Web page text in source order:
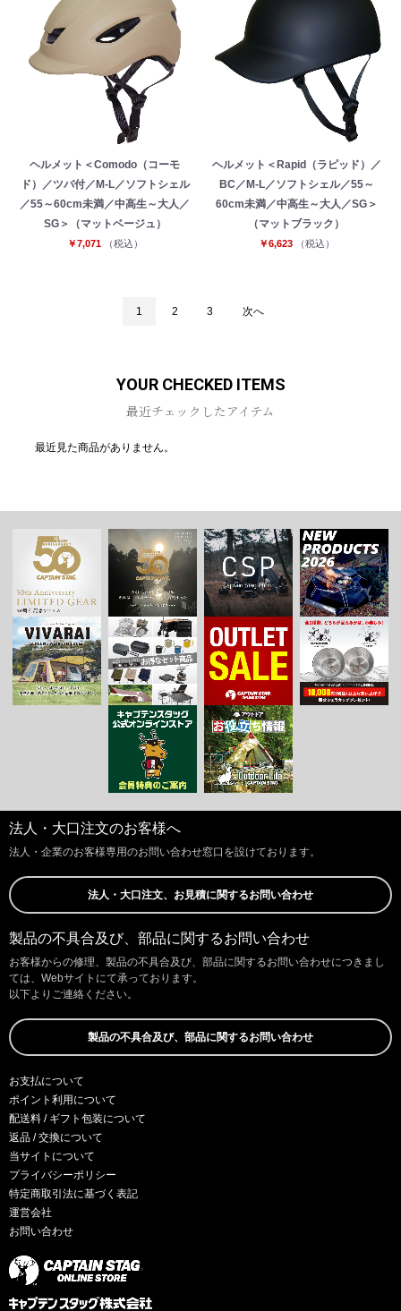
ヘルメット＜Comodo（コーモ
ド）／ツバ付／M-L／ソフトシェル
／55～60cm未満／中高生～大人／
SG＞（マットベージュ）
￥7,071 （税込）
ヘルメット＜Rapid（ラピッド）／
BC／M-L／ソフトシェル／55～
60cm未満／中高生～大人／SG＞
（マットブラック）
￥6,623 （税込）
1 2 3 次へ
YOUR CHECKED ITEMS
最近チェックしたアイテム
最近見た商品がありません。
法人・大口注文のお客様へ
法人・企業のお客様専用のお問い合わせ窓口を設けております。
法人・大口注文、お見積に関するお問い合わせ
製品の不具合及び、部品に関するお問い合わせ
お客様からの修理、製品の不具合及び、部品に関するお問い合わせにつきまし
ては、Webサイトにて承っております。
以下よりご連絡ください。
製品の不具合及び、部品に関するお問い合わせ
お支払について
ポイント利用について
配送料 / ギフト包装について
返品 / 交換について
当サイトについて
プライバシーポリシー
特定商取引法に基づく表記
運営会社
お問い合わせ